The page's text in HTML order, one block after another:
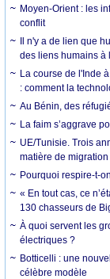
Moyen-Orient : les
conflit
Il n'y a de lien que
des liens humains à
La course de l'Inde
: comment la
Au Bénin, des
La faim s’aggrave
UE/Tunisie. Trois
matière de migration
Pourquoi respire-t-
« En tout cas, ce
130 chasseurs de
À quoi servent les
électriques ?
Botticelli : une
célèbre modèle